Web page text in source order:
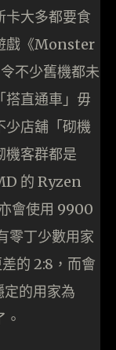
卡大多都要食
戲《Monster
不少舊機都未
搭直通車」毋
少店舖「砌機
機客群都是
的 Ryzen
會使用 9900
零丁少數用家
的 2:8，而會
的用家為